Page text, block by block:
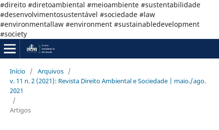
#direito #diretoambiental #meioambiente #sustentabilidade
#desenvolvimentosustentável #sociedade #law
#environmentallaw #environment #sustainabledevelopment
#society
Início / Arquivos /
v. 11 n. 2 (2021): Revista Direito Ambiental e Sociedade | maio./ago.
2021
/
Artigos